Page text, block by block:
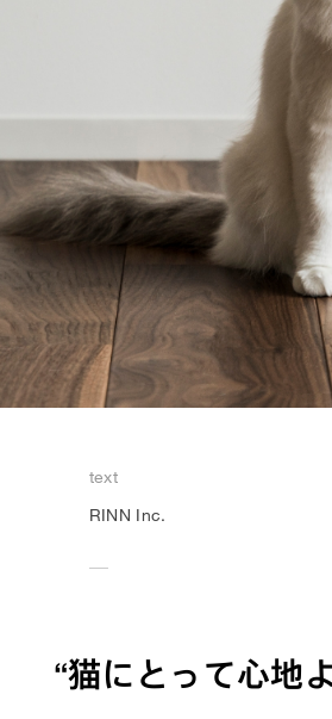
text
RINN Inc.
“猫にとって心地